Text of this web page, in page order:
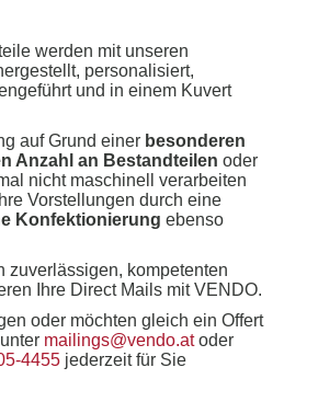
werden mit unseren
personalisiert,
und in einem Kuvert
auf Grund einer besonderen
Anzahl an Bestandteilen oder
nicht maschinell verarbeiten
Vorstellungen durch eine
Konfektionierung ebenso
zuverlässigen, kompetenten
Ihre Direct Mails mit VENDO.
oder möchten gleich ein Offert
mailings@vendo.atoder
4455 jederzeit für Sie